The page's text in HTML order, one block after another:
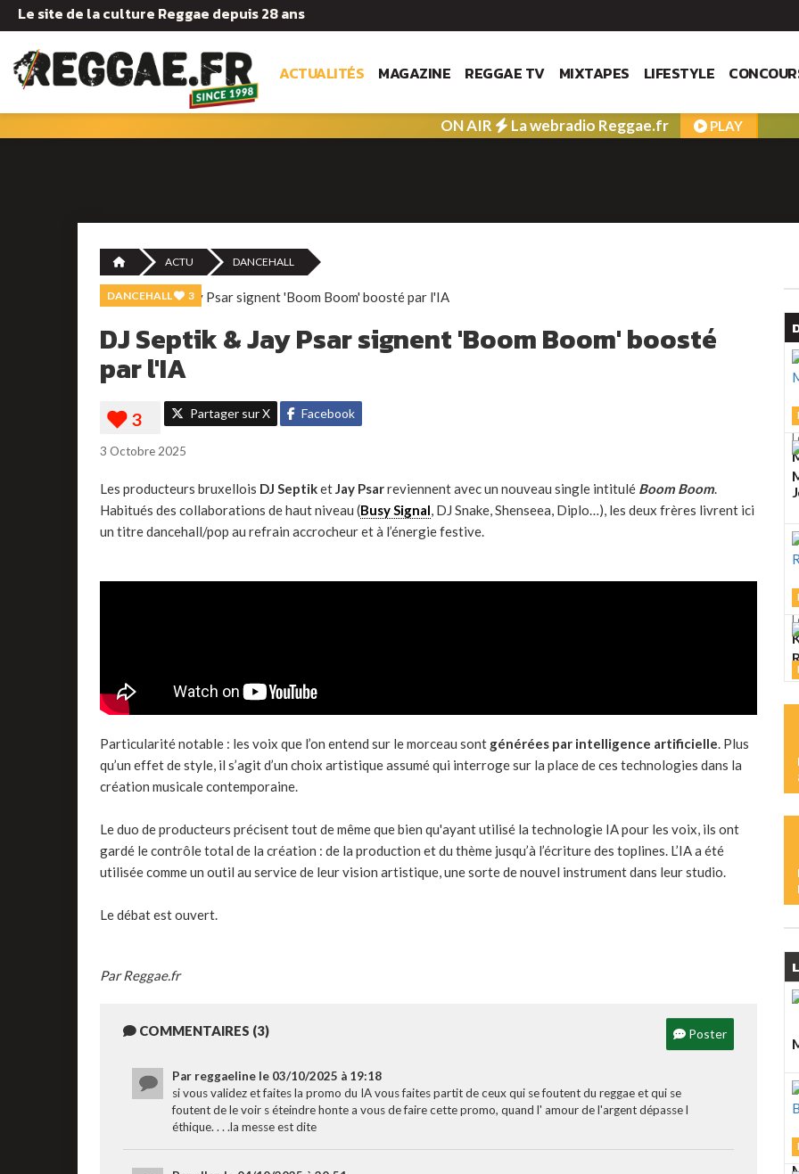
Le site de la culture Reggae depuis 28 ans
ACTUALITÉS MAGAZINE REGGAE TV MIXTAPES LIFESTYLE
ON AIR La webradio Reggae.fr PLAY
ACTU DANCEHALL
DANCEHALL 3
DJ Septik & Jay Psar signent 'Boom Boom' boosté
par l'IA
Partager sur X Facebook
3 Octobre 2025
Les producteurs bruxellois DJ SeptiketJay Psarreviennent avec un nouveau single intitulé Boom Boom.
Habitués des collaborations de haut niveau (Busy Signal, DJ Snake, Shenseea, Diplo…), les deux frères livrent ici
un titre dancehall/pop au refrain accrocheur et à l’énergie festive.
Particularité notable : les voix que l’on entend sur le morceau sont générées par intelligence artificielle. Plus
qu’un effet de style, il s’agit d’un choix artistique assumé qui interroge sur la place de ces technologies dans la
création musicale contemporaine.
Le duo de producteurs précisent tout de même que bien qu'ayant utilisé la technologie IA pour les voix, ils ont
gardé le contrôle total de la création : de la production et du thème jusqu’à l’écriture des toplines. L’IA a été
utilisée comme un outil au service de leur vision artistique, une sorte de nouvel instrument dans leur studio.
Le débat est ouvert.
Par Reggae.fr
COMMENTAIRES (3) Poster
Par reggaeline le 03/10/2025 à 19:18
si vous validez et faites la promo du IA vous faites partit de ceux qui se foutent du reggae et qui se
foutent de le voir s éteindre honte a vous de faire cette promo, quand l' amour de l'argent dépasse l
éthique. . . .la messe est dite